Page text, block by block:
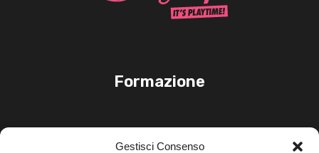
Gestisci Consenso
Formazione
Link Utili